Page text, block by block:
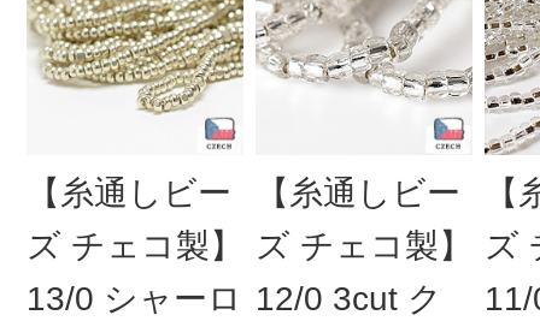
【糸通しビー
ズ チェコ製】
13/0 シャーロ
【糸通しビー
ズ チェコ製】
12/0 3cut ク
ズ